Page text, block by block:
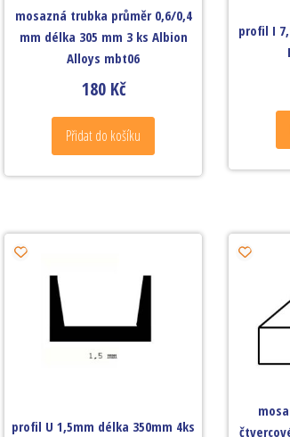
mosazná trubka průměr 0,6/0,4
mm délka 305 mm 3 ks Albion
Alloys mbt06
180 Kč
Přidat do košíku
profil I
profil U 1,5mm délka 350mm 4ks